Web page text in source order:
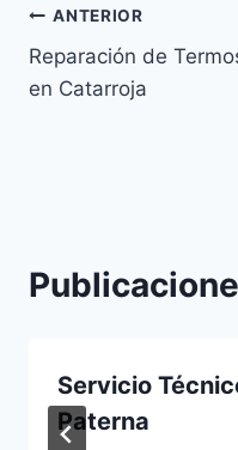
Navegación
de
ANTERIOR
Reparación de
en Catarroja
Servicio
Paterna